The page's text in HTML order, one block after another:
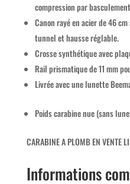
compression par
Canon rayé en acier de 46
tunnel et hausse réglable.
Crosse synthétique avec
Rail prismatique de 11 mm
Livrée avec une lunette
Poids carabine nue (sans
CARABINE A PLOMB EN VENTE
Informations